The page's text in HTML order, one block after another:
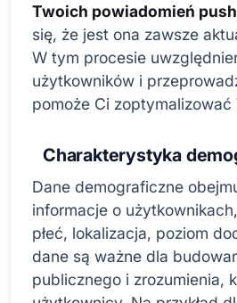
Twoich powiadomień push
się, że jest ona zawsze
W tym procesie
użytkowników i
pomoże Ci zoptymalizować
Charakterystyka
Dane demograficzne
informacje o
płeć, lokalizacja, poziom
dane są ważne dla
publicznego i zrozumienia,